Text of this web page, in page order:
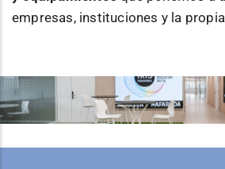
empresas, instituciones y la